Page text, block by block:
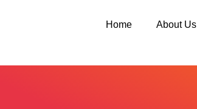
Home About Us